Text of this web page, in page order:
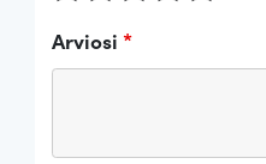
Arviosi *